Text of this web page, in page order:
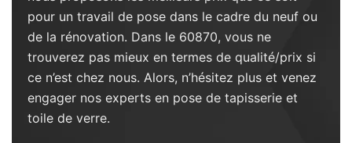
pour un travail de pose dans le cadre du neuf ou
de la rénovation. Dans le 60870, vous ne
trouverez pas mieux en termes de qualité/prix si
ce n’est chez nous. Alors, n’hésitez plus et venez
engager nos experts en pose de tapisserie et
toile de verre.